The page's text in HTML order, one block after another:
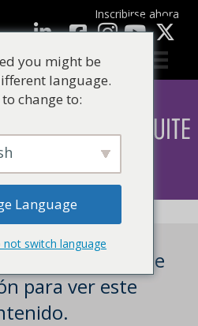
Inscribirse ahora
LinkedInFacebook Youtube
registrado e
para ver este
you might be
language.
change to:
Language
not switch language